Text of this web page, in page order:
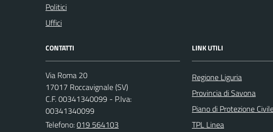
Politici
Uffici
CONTATTI
Via Roma 20
17017 Roccavignale (SV)
C.F. 00341340099 - P.Iva:
00341340099
Telefono:019 564103
LINK UTILI
Regione Liguria
Provincia di Savona
Piano di Protezione
TPL Linea